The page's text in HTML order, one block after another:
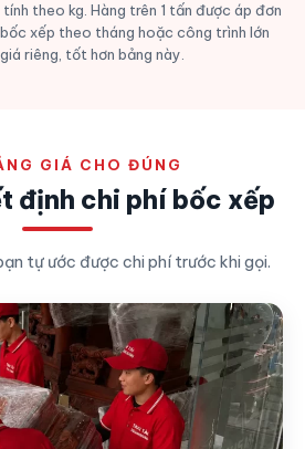
theo kg. Hàng trên 1 tấn được áp đơn
xếp theo tháng hoặc công trình lớn
riêng, tốt hơn bảng này.
GIÁ CHO ĐÚNG
định chi phí bốc xếp
tự ước được chi phí trước khi gọi.